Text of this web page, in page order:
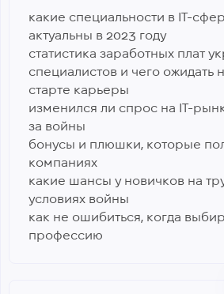
какие специальности в IT-
актуальны в 2023 году
статистика заработных плат
специалистов и чего ожидать
старте карьеры
изменился ли спрос на IT-
за войны
бонусы и плюшки, которые
компаниях
какие шансы у новичков на
условиях войны
как не ошибиться, когда
профессию